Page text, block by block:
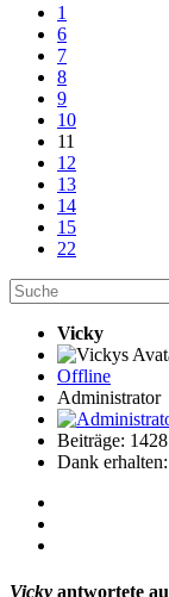
1
6
7
8
9
10
11
12
13
14
15
22
Vicky
Offline
Administrator
Beiträge: 1428
Dank
Vicky antwortete